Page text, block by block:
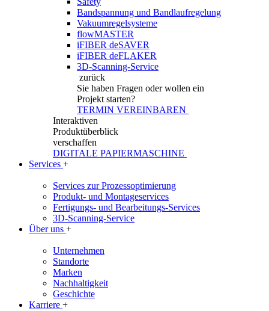
Bandspannung und Bandlaufregelung
Vakuumregelsysteme
flowMASTER
iFIBER deSAVER
iFIBER deFLAKER
3D-Scanning-Service
zurück
Sie haben Fragen oder wollen ein
Projekt starten?
TERMIN VEREINBAREN
Interaktiven
Produktüberblick
verschaffen
DIGITALE PAPIERMASCHINE
Services +
Services zur Prozessoptimierung
Produkt- und Montageservices
Fertigungs- und Bearbeitungs-Services
3D-Scanning-Service
Über uns +
Unternehmen
Standorte
Marken
Nachhaltigkeit
Geschichte
Karriere +